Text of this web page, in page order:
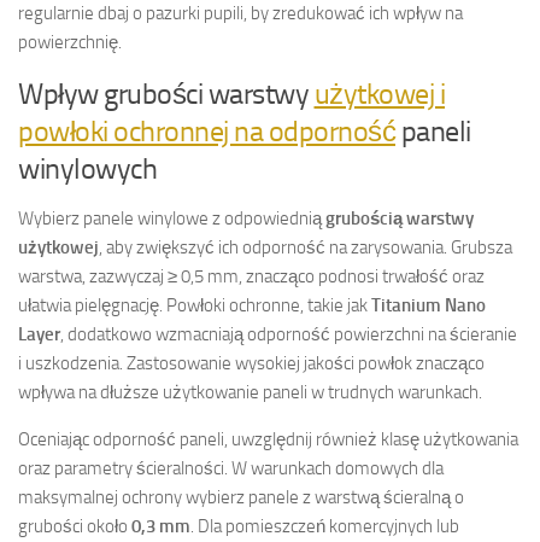
regularnie dbaj o pazurki pupili, by zredukować ich wpływ na
powierzchnię.
Wpływ grubości warstwy użytkowej i
powłoki ochronnej na odpornośćpaneli
winylowych
Wybierz panele winylowe z odpowiedniągrubością warstwy
użytkowej , aby zwiększyć ich odporność na zarysowania. Grubsza
warstwa, zazwyczaj ≥ 0,5 mm, znacząco podnosi trwałość oraz
ułatwia pielęgnację. Powłoki ochronne, takie jakTitanium Nano
Layer, dodatkowo wzmacniają odporność powierzchni na ścieranie
i uszkodzenia. Zastosowanie wysokiej jakości powłok znacząco
wpływa na dłuższe użytkowanie paneli w trudnych warunkach.
Oceniając odporność paneli, uwzględnij również klasę użytkowania
oraz parametry ścieralności. W warunkach domowych dla
maksymalnej ochrony wybierz panele z warstwą ścieralną o
grubości około 0,3 mm . Dla pomieszczeń komercyjnych lub